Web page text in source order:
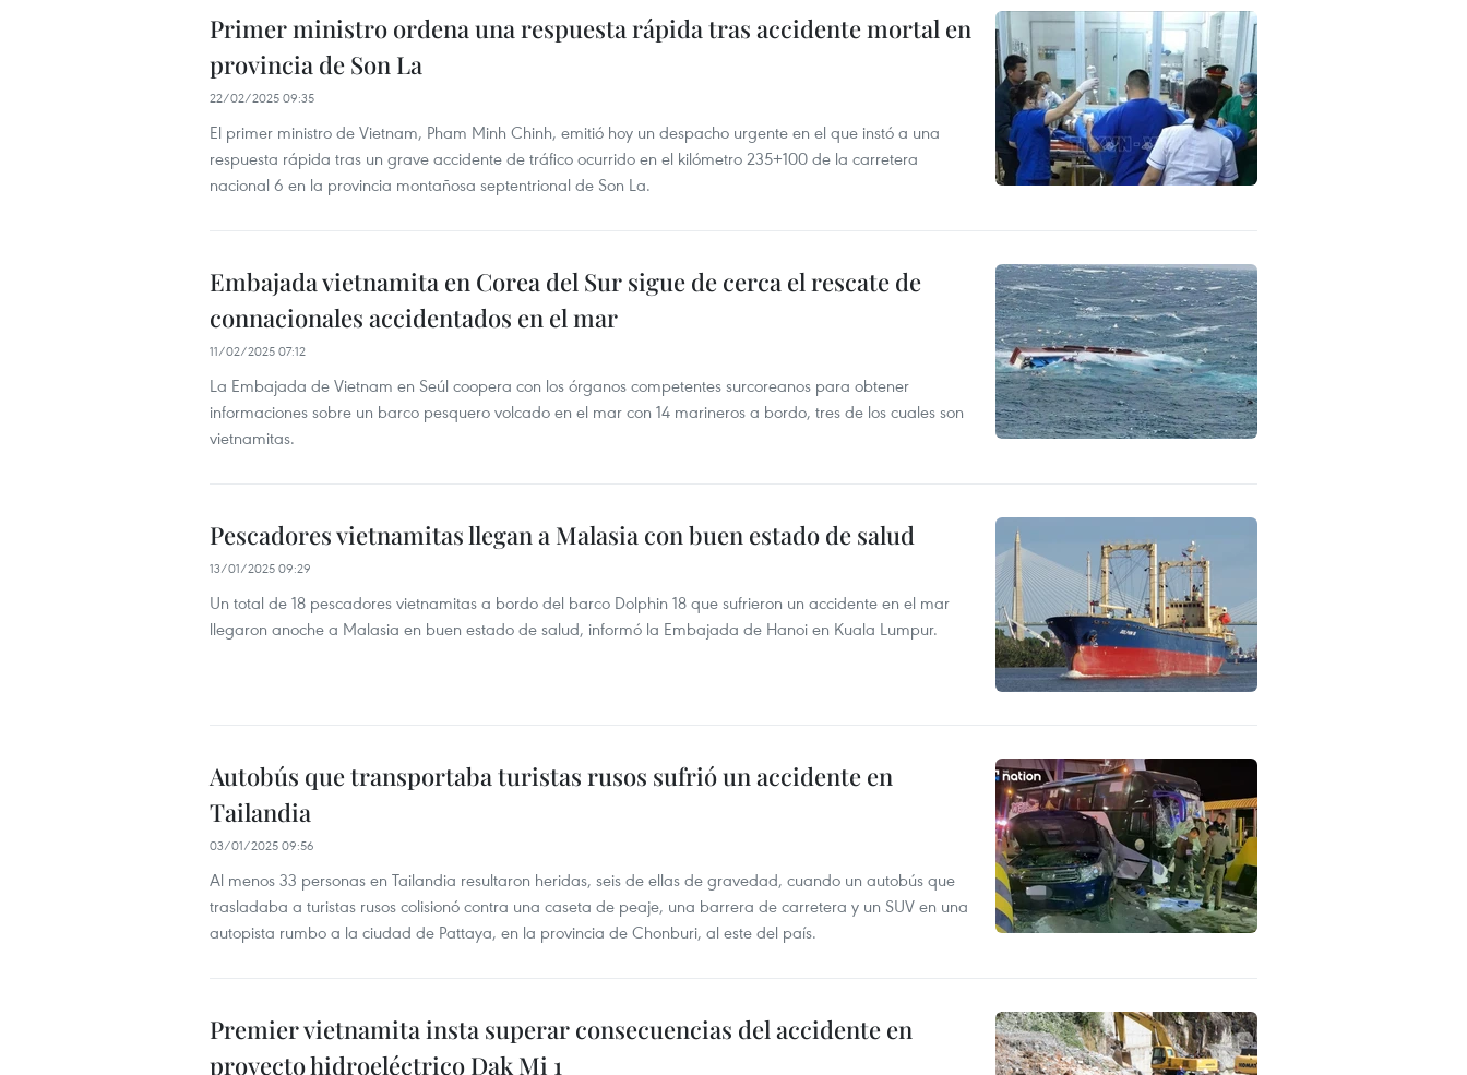
Primer ministro ordena una respuesta rápida tras accidente mortal en
provincia de Son La
22/02/2025 09:35
El primer ministro de Vietnam, Pham Minh Chinh, emitió hoy un despacho urgente en el que instó a una
respuesta rápida tras un grave accidente de tráfico ocurrido en el kilómetro 235+100 de la carretera
nacional 6 en la provincia montañosa septentrional de Son La.
Embajada vietnamita en Corea del Sur sigue de cerca el rescate de
connacionales accidentados en el mar
11/02/2025 07:12
La Embajada de Vietnam en Seúl coopera con los órganos competentes surcoreanos para obtener
informaciones sobre un barco pesquero volcado en el mar con 14 marineros a bordo, tres de los cuales son
vietnamitas.
Pescadores vietnamitas llegan a Malasia con buen estado de salud
13/01/2025 09:29
Un total de 18 pescadores vietnamitas a bordo del barco Dolphin 18 que sufrieron un accidente en el mar
llegaron anoche a Malasia en buen estado de salud, informó la Embajada de Hanoi en Kuala Lumpur.
Autobús que transportaba turistas rusos sufrió un accidente en
Tailandia
03/01/2025 09:56
Al menos 33 personas en Tailandia resultaron heridas, seis de ellas de gravedad, cuando un autobús que
trasladaba a turistas rusos colisionó contra una caseta de peaje, una barrera de carretera y un SUV en una
autopista rumbo a la ciudad de Pattaya, en la provincia de Chonburi, al este del país.
Premier vietnamita insta superar consecuencias del accidente en
proyecto hidroeléctrico Dak Mi 1